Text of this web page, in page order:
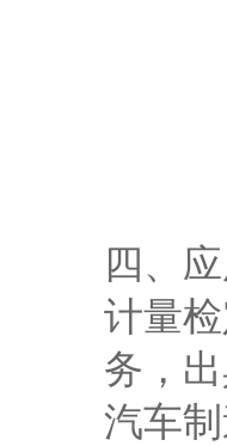
四、
计量
务，
汽车